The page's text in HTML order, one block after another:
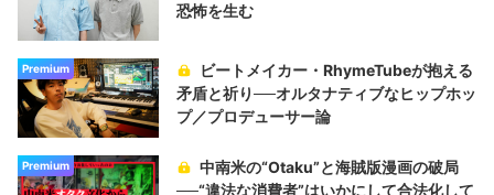
恐怖を生む
Premium
ビートメイカー・RhymeTubeが抱える
矛盾と祈り──オルタナティブなヒップホッ
プ／プロデューサー論
Premium
中南米の“Otaku”と海賊版漫画の破局
──“違法な消費者”はいかにして合法化して